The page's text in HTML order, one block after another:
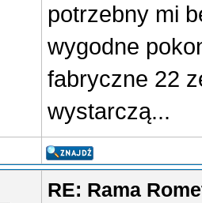
potrzebny mi
wygodne
fabryczne 22
wystarczą...
RE: Rama